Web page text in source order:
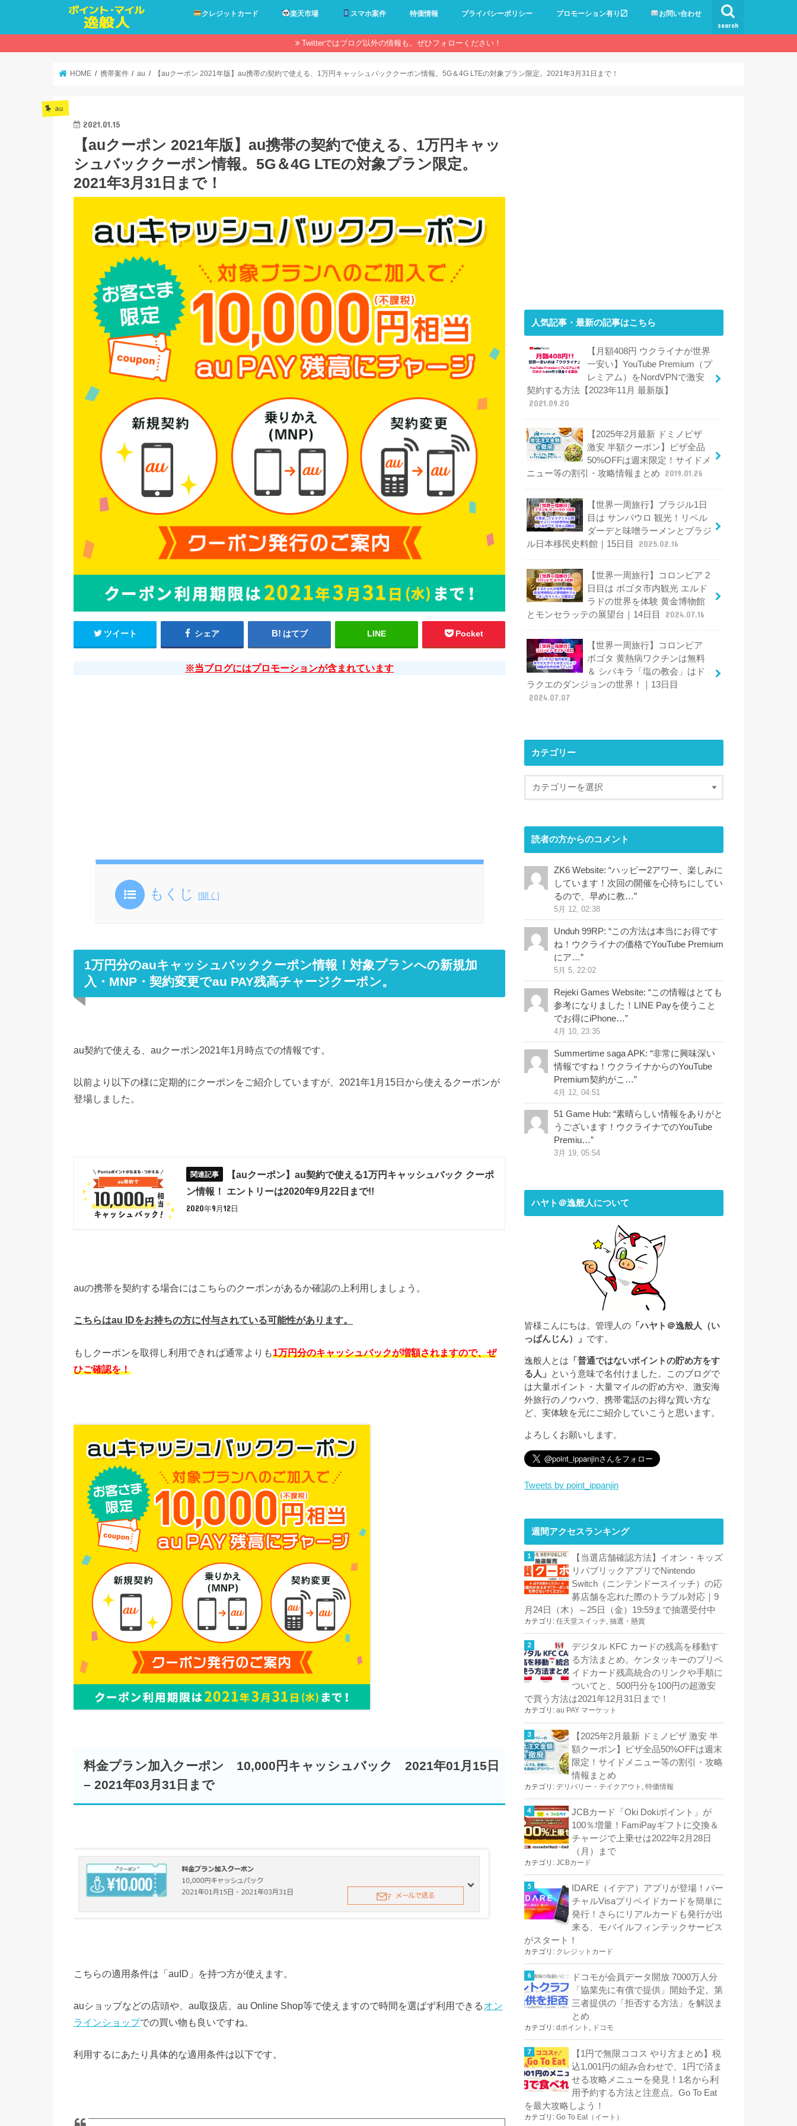
search
クレジットカード 楽天市場 スマホ案件 特価情報 プライバシーポリシー プロモーション有り〼 お問い合わせ
Twitterではブログ以外の情報も。ぜひフォローください！
HOME 携帯案件 au 【auクーポン 2021年版】au携帯の契約で使える、1万円キャッシュバッククーポン情報。5G＆4G LTEの対象プラン限定。2021年3月31日まで！
au
2021.01.15
【auクーポン 2021年版】au携帯の契約で使える、1万円キャッ
シュバッククーポン情報。5G＆4G LTEの対象プラン限定。
2021年3月31日まで！
ツイート シェア はてブ LINE Pocket
※当ブログにはプロモーションが含まれています
もくじ [開く ]
1万円分のauキャッシュバッククーポン情報！対象プランへの新規加
入・MNP・契約変更でau PAY残高チャージクーポン。
au契約で使える、auクーポン2021年1月時点での情報です。
以前より以下の様に定期的にクーポンをご紹介していますが、2021年1月15日から使えるクーポンが
登場しました。
【auクーポン】au契約で使える1万円キャッシュバック クーポ
ン情報！ エントリーは2020年9月22日まで!!
2020年9月12日
auの携帯を契約する場合にはこちらのクーポンがあるか確認の上利用しましょう。
こちらはau IDをお持ちの方に付与されている可能性があります。
もしクーポンを取得し利用できれば通常よりも1万円分のキャッシュバックが増額されますので、ぜ
ひご確認を！
料金プラン加入クーポン 10,000円キャッシュバック 2021年01月15日
– 2021年03月31日まで
こちらの適用条件は「auID」を持つ方が使えます。
auショップなどの店頭や、au取扱店、au Online Shop等で使えますので時間を選ばず利用できる オン
ラインショップでの買い物も良いですね。
利用するにあたり具体的な適用条件は以下です。
人気記事・最新の記事はこちら
【月額408円 ウクライナが世界
一安い】YouTube Premium（プ
レミアム）をNordVPNで激安
契約する方法【2023年11月 最新版】
2021.09.20
【2025年2月最新 ドミノピザ
激安 半額クーポン】ピザ全品
50%OFFは週末限定！サイドメ
ニュー等の割引・攻略情報まとめ
2019.01.26
【世界一周旅行】ブラジル1日
目は サンパウロ 観光！リベル
ダーデと味噌ラーメンとブラジ
ル日本移民史料館｜15日目
2025.02.16
【世界一周旅行】コロンビア 2
日目は ボゴタ市内観光 エルド
ラドの世界を体験 黄金博物館
とモンセラッテの展望台｜14日目
2024.07.16
【世界一周旅行】コロンビア
ボゴタ 黄熱病ワクチンは無料
＆ シパキラ「塩の教会」はド
ラクエのダンジョンの世界！｜13日目
2024.07.07
カテゴリー
読者の方からのコメント
ZK6 Website: “ハッピー2アワー、楽しみに
しています！次回の開催を心待ちにしてい
るので、早めに教…”
5月 12, 02:38
Unduh 99RP: “この方法は本当にお得です
ね！ウクライナの価格でYouTube Premium
にア…”
5月 5, 22:02
Rejeki Games Website: “この情報はとても
参考になりました！LINE Payを使うこと
でお得にiPhone…”
4月 10, 23:35
Summertime saga APK: “非常に興味深い
情報ですね！ウクライナからのYouTube
Premium契約がこ…”
4月 12, 04:51
51 Game Hub: “素晴らしい情報をありがと
うございます！ウクライナでのYouTube
Premiu…”
3月 19, 05:54
ハヤト＠逸般人について
皆様こんにちは。管理人の 「ハヤト＠逸般人（い
っぱんじん）」 です。
逸般人とは 「普通ではないポイントの貯め方をす
る人」
という意味で名付けました。このブログで
は大量ポイント・大量マイルの貯め方や、激安海
外旅行のノウハウ、携帯電話のお得な買い方な
ど、実体験を元にご紹介していこうと思います。
よろしくお願いします。
Tweets by point_ippanjin
週間アクセスランキング
【当選店舗確認方法】イオン・キッズ
リパブリックアプリでNintendo
Switch（ニンテンドースイッチ）の応
募店舗を忘れた際のトラブル対応｜9
月24日（木）～25日（金）19:59まで抽選受付中
カテゴリ: 任天堂スイッチ, 抽選・懸賞
デジタル KFC カードの残高を移動す
る方法まとめ。ケンタッキーのプリペ
イドカード残高統合のリンクや手順に
ついてと、500円分を100円の超激安
で買う方法は2021年12月31日まで！
カテゴリ: au PAY マーケット
【2025年2月最新 ドミノピザ 激安 半
額クーポン】ピザ全品50%OFFは週末
限定！サイドメニュー等の割引・攻略
情報まとめ
カテゴリ: デリバリー・テイクアウト 特価情報
JCBカード「Oki Dokiポイント」が
100％増量！FamiPayギフトに交換＆
チャージで上乗せは2022年2月28日
（月）まで
カテゴリ: JCBカード
IDARE（イデア）アプリが登場！バー
チャルVisaプリペイドカードを簡単に
発行！さらにリアルカードも発行が出
来る、モバイルフィンテックサービス
がスタート！
カテゴリ: クレジットカード
ドコモが会員データ開放 7000万人分
「協業先に有償で提供」開始予定。第
三者提供の「拒否する方法」を解説ま
とめ
カテゴリ: dポイント , ドコモ
【1円で無限ココス やり方まとめ】税
込1,001円の組み合わせで、1円で済ま
せる攻略メニューを発見！1名から利
用予約する方法と注意点。Go To Eat
を最大攻略しよう！
カテゴリ: Go To Eat（イート）